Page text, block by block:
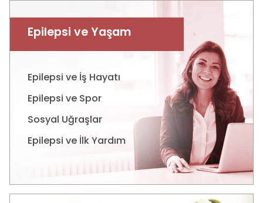
Epilepsi ve Yaşam
Epilepsi ve İş Hayatı
Epilepsi ve Spor
Sosyal Uğraşlar
Epilepsi ve İlk Yardım